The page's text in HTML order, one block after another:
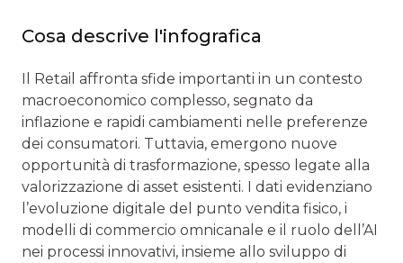
Cosa descrive l'infografica
Il Retail affronta sfide importanti in un contesto
macroeconomico complesso, segnato da
inflazione e rapidi cambiamenti nelle preferenze
dei consumatori. Tuttavia, emergono nuove
opportunità di trasformazione, spesso legate alla
valorizzazione di asset esistenti. I dati evidenziano
l’evoluzione digitale del punto vendita fisico, i
modelli di commercio omnicanale e il ruolo dell’AI
nei processi innovativi, insieme allo sviluppo di